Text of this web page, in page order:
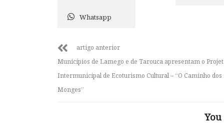
Whatsapp
artigo anterior
Municípios de Lamego e de Tarouca apresentam o
Intermunicipal de Ecoturismo Cultural – “O Caminho dos
Monges”